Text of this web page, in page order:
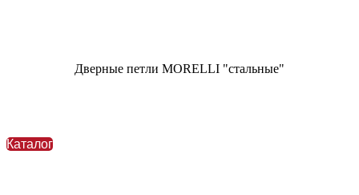
Дверные петли MORELLI "стальные"
Каталог